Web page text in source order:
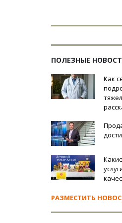
ПОЛЕЗНЫЕ
Как
РАЗМЕСТИТЬ